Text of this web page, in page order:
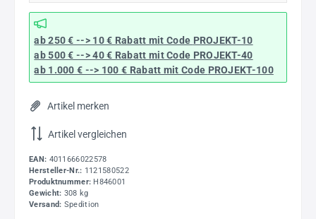
ab 250 € --> 10 € Rabatt mit Code PROJEKT-10
ab 500 € --> 40 € Rabatt mit Code PROJEKT-40
ab 1.000 € --> 100 € Rabatt mit Code PROJEKT-100
Artikel merken
Artikel vergleichen
EAN: 4011666022578
Hersteller-Nr.: 1121580522
Produktnummer: H846001
Gewicht: 308 kg
Versand: Spedition